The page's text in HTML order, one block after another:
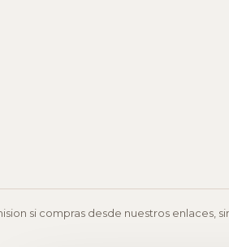
si compras desde nuestros enlaces,